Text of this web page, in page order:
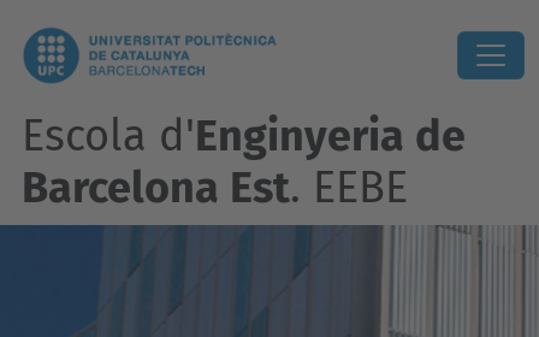
Escola d'Enginyeria de
Barcelona Est. EEBE